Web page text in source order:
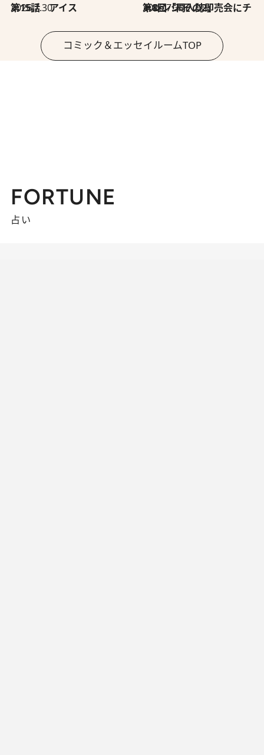
2026.7.30
第15話 アイス 2026.7.30
第8回「同人誌即売会にチャレンジ その2」
コミック＆エッセイルームTOP
FORTUNE
占い